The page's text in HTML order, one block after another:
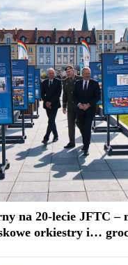
na 20-lecie JFTC –
orkiestry i…